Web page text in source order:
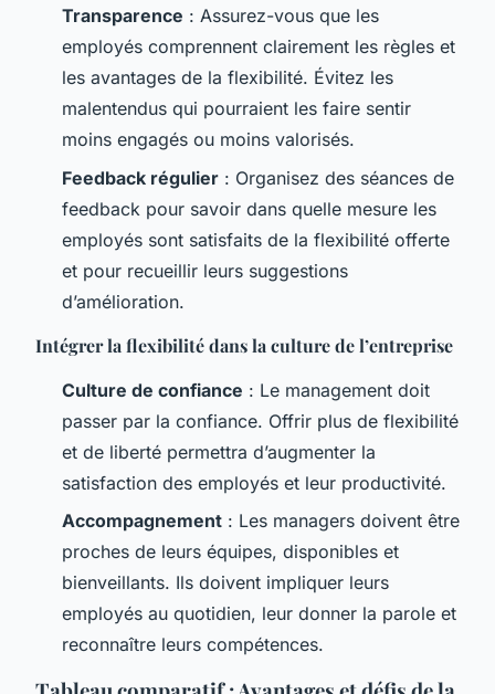
Transparence : Assurez-vous que les
employés comprennent clairement les règles et
les avantages de la flexibilité. Évitez les
malentendus qui pourraient les faire sentir
moins engagés ou moins valorisés.
Feedback régulier : Organisez des séances de
feedback pour savoir dans quelle mesure les
employés sont satisfaits de la flexibilité offerte
et pour recueillir leurs suggestions
d’amélioration.
Intégrer la flexibilité dans la culture de l’entreprise
Culture de confiance : Le management doit
passer par la confiance. Offrir plus de flexibilité
et de liberté permettra d’augmenter la
satisfaction des employés et leur productivité.
Accompagnement : Les managers doivent être
proches de leurs équipes, disponibles et
bienveillants. Ils doivent impliquer leurs
employés au quotidien, leur donner la parole et
reconnaître leurs compétences.